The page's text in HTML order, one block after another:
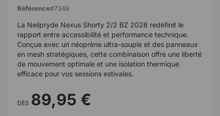
Référence 7349
La Neilpryde Nexus Shorty 2/2 BZ 2026 redéfinit le
rapport entre accessibilité et performance technique.
Conçue avec un néoprène ultra-souple et des panneaux
en mesh stratégiques, cette combinaison offre une liberté
de mouvement optimale et une isolation thermique
efficace pour vos sessions estivales.
DÈS 89,95 €